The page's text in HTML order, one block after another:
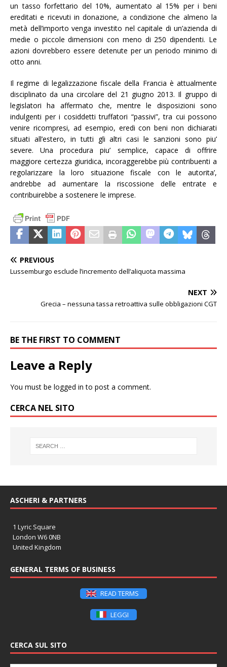
un tasso forfettario del 10%, aumentato al 15% per i beni
ereditati e ricevuti in donazione, a condizione che almeno la
metà dell’importo venga investito nel capitale di un’azienda di
medie o piccole dimensioni con meno di 250 dipendenti. Le
azioni dovrebbero essere detenute per un periodo minimo di
otto anni.
Il regime di legalizzazione fiscale della Francia è attualmente
disciplinato da una circolare del 21 giugno 2013. Il gruppo di
legislatori ha affermato che, mentre le disposizioni sono
indulgenti per i cosiddetti truffatori “passivi”, tra cui possono
venire ricompresi, ad esempio, eredi con beni non dichiarati
situati all’estero, in tutti gli altri casi le sanzioni sono piu’
severe. Una procedura piu’ semplice, capace di offrire
maggiore certezza giuridica, incoraggerebbe più contribuenti a
regolarizzare la loro situazione fiscale con le autorita’,
andrebbe ad aumentare la riscossione delle entrate e
contribuirebbe a sostenere le imprese.
PREVIOUS
Lussemburgo esclude l’incremento dell’aliquota massima
NEXT
Grecia – nessuna tassa retroattiva sulle obbligazioni CGT
BE THE FIRST TO COMMENT
Leave a Reply
You must be logged in to post a comment.
CERCA NEL SITO
ASCHERI & PARTNERS
1 Lyric Square
London W6 0NB
United Kingdom
GENERAL TERMS OF BUSINESS
READ TERMS
LEGGI
CERCA SUL SITO